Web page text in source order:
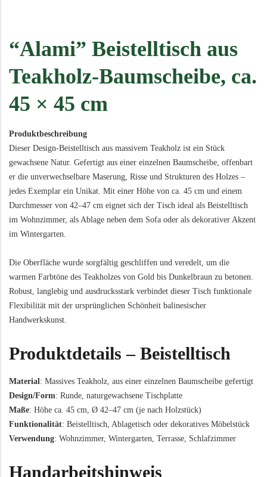
“Alami” Beistelltisch aus
Teakholz-Baumscheibe, ca.
45 × 45 cm
Produktbeschreibung
Dieser Design-Beistelltisch aus massivem Teakholz ist ein Stück
gewachsene Natur. Gefertigt aus einer einzelnen Baumscheibe, offenbart
er die unverwechselbare Maserung, Risse und Strukturen des Holzes –
jedes Exemplar ein Unikat. Mit einer Höhe von ca. 45 cm und einem
Durchmesser von 42–47 cm eignet sich der Tisch ideal als Beistelltisch
im Wohnzimmer, als Ablage neben dem Sofa oder als dekorativer Akzent
im Wintergarten.
Die Oberfläche wurde sorgfältig geschliffen und veredelt, um die
warmen Farbtöne des Teakholzes von Gold bis Dunkelbraun zu betonen.
Robust, langlebig und ausdrucksstark verbindet dieser Tisch funktionale
Flexibilität mit der ursprünglichen Schönheit balinesischer
Handwerkskunst.
Produktdetails – Beistelltisch
Material : Massives Teakholz, aus einer einzelnen Baumscheibe gefertigt
Design/Form: Runde, naturgewachsene Tischplatte
Maße: Höhe ca. 45 cm, Ø 42–47 cm (je nach Holzstück)
Funktionalität: Beistelltisch, Ablagetisch oder dekoratives Möbelstück
Verwendung: Wohnzimmer, Wintergarten, Terrasse, Schlafzimmer
Handarbeitshinweis